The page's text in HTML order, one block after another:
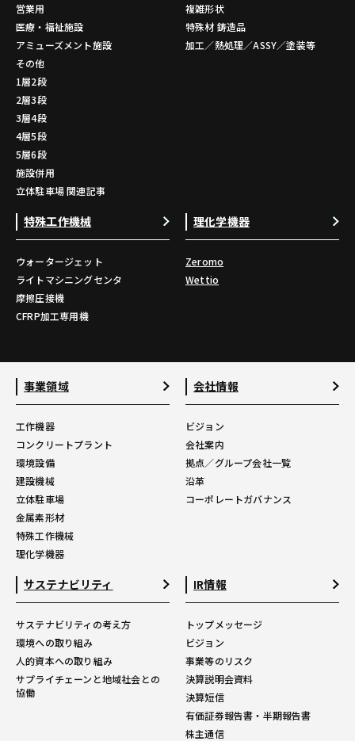
営業用
医療・福祉施設
アミューズメント施設
その他
1層2段
2層3段
3層4段
4層5段
5層6段
施設併用
立体駐車場 関連記事
複雑形状
特殊材 鋳造品
加工／熱処理／ASSY／塗装等
特殊工作機械
ウォータージェット
ライトマシニングセンタ
摩擦圧接機
CFRP加工専用機
理化学機器
Zeromo
Wettio
事業領域
工作機器
コンクリートプラント
環境設備
建設機械
立体駐車場
金属素形材
特殊工作機械
理化学機器
会社情報
ビジョン
会社案内
拠点／グループ会社一覧
沿革
コーポレートガバナンス
サステナビリティ
サステナビリティの考え方
環境への取り組み
人的資本への取り組み
サプライチェーンと地域社会との
協働
IR情報
トップメッセージ
ビジョン
事業等のリスク
決算説明会資料
決算短信
有価証券報告書・半期報告書
株主通信